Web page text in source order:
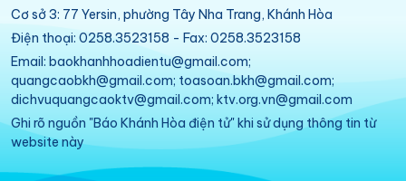
Cơ sở 3: 77 Yersin, phường Tây Nha Trang, Khánh Hòa
Điện thoại: 0258.3523158 - Fax: 0258.3523158
Email: baokhanhhoadientu@gmail.com;
quangcaobkh@gmail.com; toasoan.bkh@gmail.com;
dichvuquangcaoktv@gmail.com; ktv.org.vn@gmail.com
Ghi rõ nguồn "Báo Khánh Hòa điện tử" khi sử dụng thông tin từ
website này